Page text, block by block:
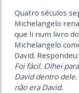
Quatro séculos
Michelangelo
que li num livro
Michelangelo
David. Respondeu:
Foi fácil. Olhei
David dentro
não era David.